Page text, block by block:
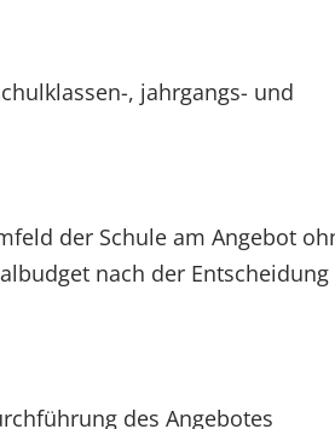
, jahrgangs- und
der Schule am Angebot
nach der
des Angebotes